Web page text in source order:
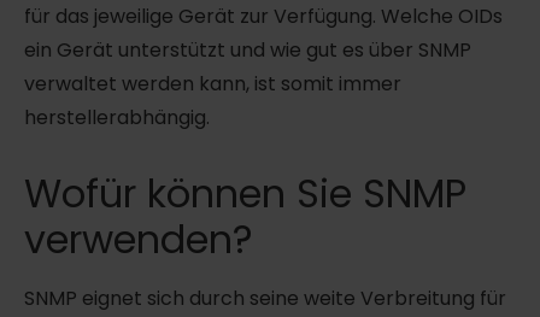
für das jeweilige Gerät zur Verfügung. Welche OIDs
ein Gerät unterstützt und wie gut es über SNMP
verwaltet werden kann, ist somit immer
herstellerabhängig.
Wofür können Sie SNMP
verwenden?
SNMP eignet sich durch seine weite Verbreitung für